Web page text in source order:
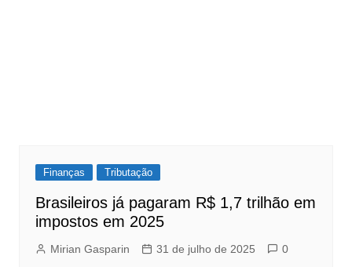
Finanças Tributação
Brasileiros já pagaram R$ 1,7 trilhão em
impostos em 2025
Mirian Gasparin 31 de julho de 2025 0